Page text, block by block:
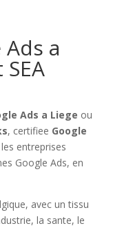
a
Ads a Liege ou
, certifiee Google
entreprises
Google Ads, en
avec un tissu
la sante, le